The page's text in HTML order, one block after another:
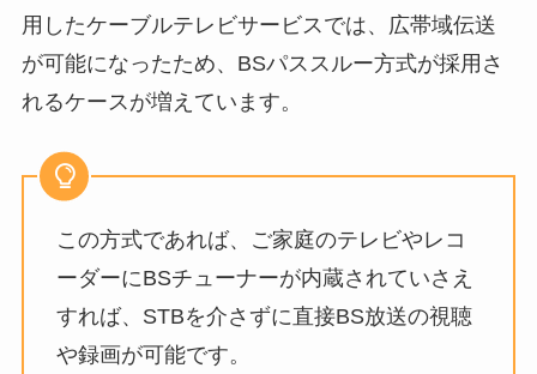
用したケーブルテレビサービスでは、広帯域伝送
が可能になったため、BSパススルー方式が採用さ
れるケースが増えています。
この方式であれば、ご家庭のテレビやレコ
ーダーにBSチューナーが内蔵されていさえ
すれば、STBを介さずに直接BS放送の視聴
や録画が可能です。